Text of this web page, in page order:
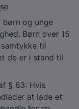
og unge
Børn over 15
til
de er i stand til
§ 63: Hvis
at lade et